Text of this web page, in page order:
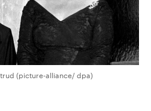
(picture-alliance/ dpa)